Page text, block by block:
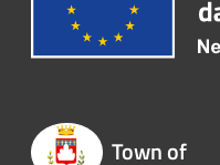
Town of